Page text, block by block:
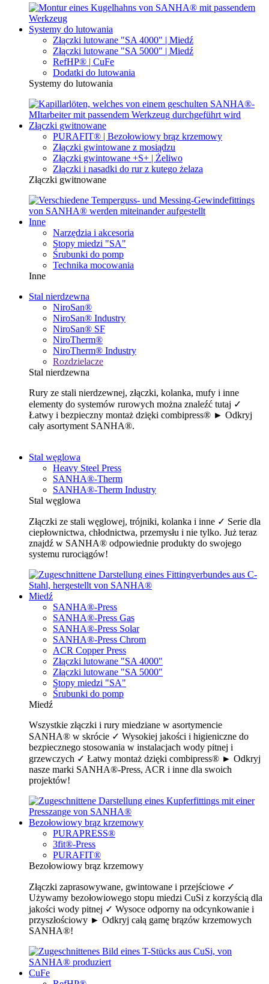
Systemy do lutowania
Złączki lutowane "SA 4000" | Miedź
Złączki lutowane "SA 5000" | Miedź
RefHP® | CuFe
Dodatki do lutowania
Systemy do lutowania
Złączki gwitnowane
PURAFIT® | Bezołowiowy brąz krzemowy
Złączki gwintowane z mosiądzu
Złączki gwintowane +S+ | Żeliwo
Złączki i nasadki do rur z kutego żelaza
Złączki gwitnowane
Inne
Narzędzia i akcesoria
Stopy miedzi "SA"
Śrubunki do pomp
Technika mocowania
Inne
Stal nierdzewna
NiroSan®
NiroSan® Industry
NiroSan® SF
NiroTherm®
NiroTherm® Industry
Rozdzielacze
Stal nierdzewna
Rury ze stali nierdzewnej, złączki, kolanka, mufy i inne
elementy do systemów rurowych można znaleźć tutaj ✓
Łatwy i bezpieczny montaż dzięki combipress® ► Odkryj
cały asortyment SANHA®.
Stal węglowa
Heavy Steel Press
SANHA®-Therm
SANHA®-Therm Industry
Stal węglowa
Złączki ze stali węglowej, trójniki, kolanka i inne ✓ Serie dla
ciepłownictwa, chłodnictwa, przemysłu i nie tylko. Już teraz
znajdź w SANHA® odpowiednie produkty do swojego
systemu rurociągów!
Miedź
SANHA®-Press
SANHA®-Press Gas
SANHA®-Press Solar
SANHA®-Press Chrom
ACR Copper Press
Złączki lutowane "SA 4000"
Złączki lutowane "SA 5000"
Stopy miedzi "SA"
Śrubunki do pomp
Miedź
Wszystkie złączki i rury miedziane w asortymencie
SANHA® w skrócie ✓ Wysokiej jakości i higieniczne do
bezpiecznego stosowania w instalacjach wody pitnej i
grzewczych ✓ Łatwy montaż dzięki combipress® ► Odkryj
nasze marki SANHA®-Press, ACR i inne dla swoich
projektów!
Bezołowiowy brąz krzemowy
PURAPRESS®
3fit®-Press
PURAFIT®
Bezołowiowy brąz krzemowy
Złączki zaprasowywane, gwintowane i przejściowe ✓
Używamy bezołowiowego stopu miedzi CuSi z korzyścią dla
jakości wody pitnej ✓ Wysoce odporny na odcynkowanie i
przyszłościowy ► Odkryj całą gamę brązów krzemowych
SANHA®!
CuFe